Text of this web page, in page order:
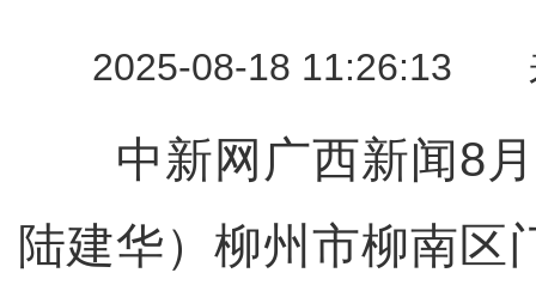
2025-08-18 11:26:13
中新网广西新闻8月
陆建华）柳州市柳南区